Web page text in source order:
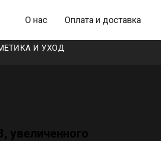
О нас Оплата и доставка
И УХОД
увеличенного